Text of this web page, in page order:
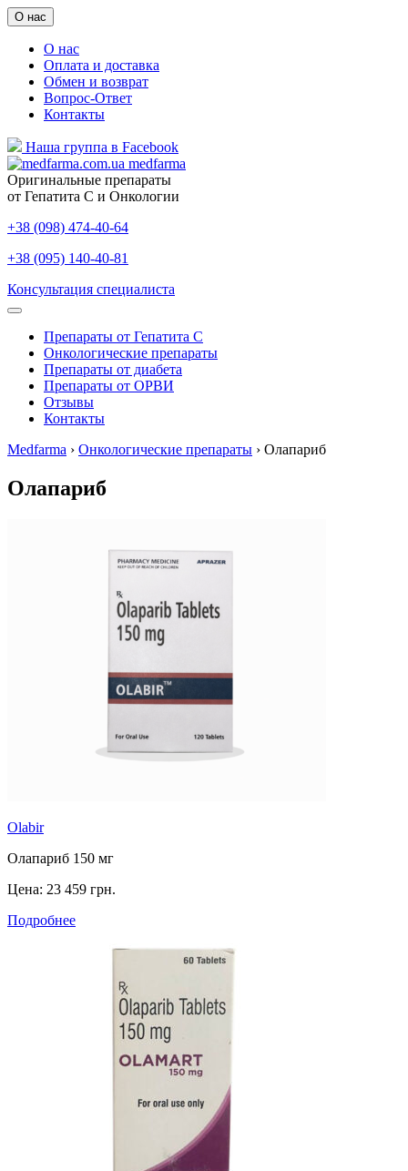
О нас
О нас
Оплата и доставка
Обмен и возврат
Вопрос-Ответ
Контакты
Наша группа в Facebook
medfarma
Оригинальные препараты
от Гепатита С и Онкологии
+38 (098) 474-40-64
+38 (095) 140-40-81
Консультация специалиста
Препараты от Гепатита С
Онкологические препараты
Препараты от диабета
Препараты от ОРВИ
Отзывы
Контакты
Medfarma › Онкологические препараты › Олапариб
Олапариб
Olabir
Олапариб 150 мг
Цена: 23 459 грн.
Подробнее